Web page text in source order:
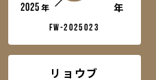
2025年
年
fw-2025023
リョウブ